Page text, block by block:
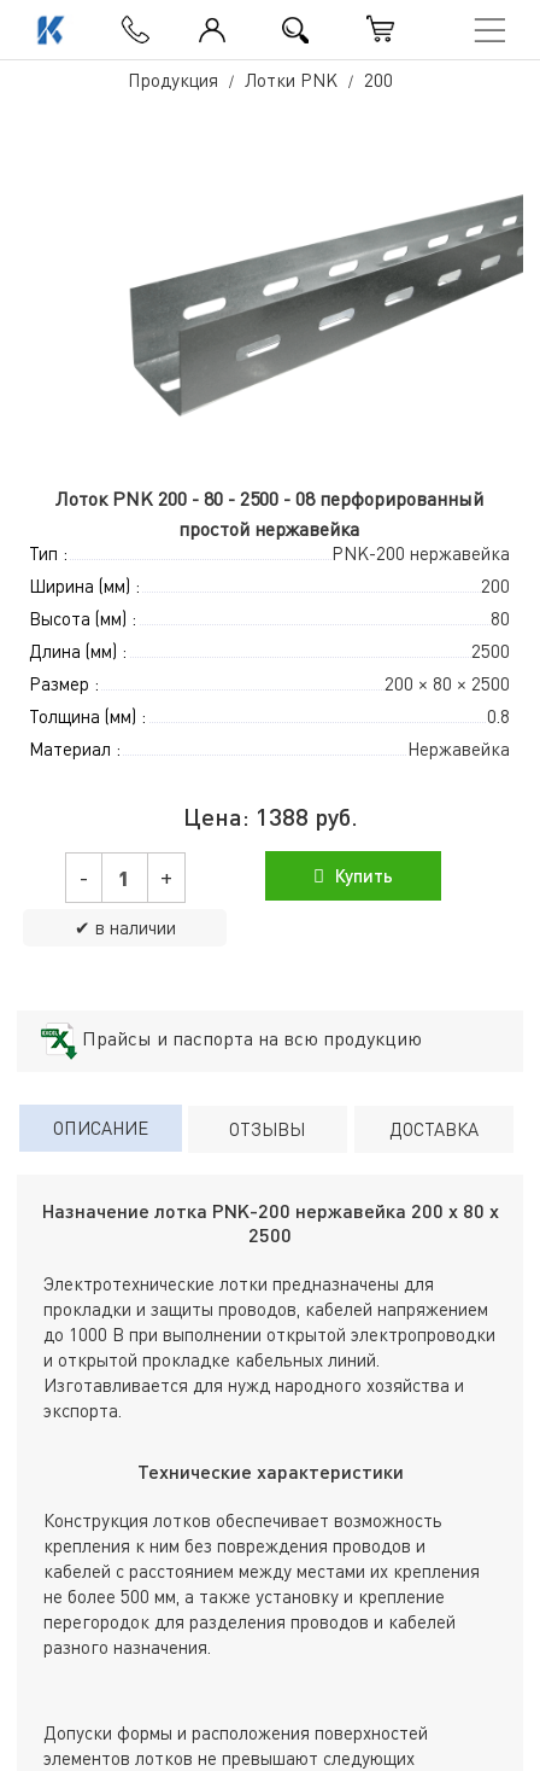
Продукция Лотки PNK 200
Лоток PNK 200 - 80 - 2500 - 08 перфорированный
простой нержавейка
Тип :
PNK-200 нержавейка
Ширина (мм) :
200
Высота (мм) :
80
Длина (мм) :
2500
Размер :
200 × 80 × 2500
Толщина (мм) :
0.8
Материал :
Нержавейка
Цена: 1388 руб.
- +
✔ в наличии
Купить
Прайсы и паспорта на всю продукцию
ОПИСАНИЕ ОТЗЫВЫ ДОСТАВКА
Назначение лотка PNK-200 нержавейка 200 х 80 х
2500
Электротехнические лотки предназначены для
прокладки и защиты проводов, кабелей напряжением
до 1000 В при выполнении открытой электропроводки
и открытой прокладке кабельных линий.
Изготавливается для нужд народного хозяйства и
экспорта.
Технические характеристики
Конструкция лотков обеспечивает возможность
крепления к ним без повреждения проводов и
кабелей с расстоянием между местами их крепления
не более 500 мм, а также установку и крепление
перегородок для разделения проводов и кабелей
разного назначения.
Допуски формы и расположения поверхностей
элементов лотков не превышают следующих